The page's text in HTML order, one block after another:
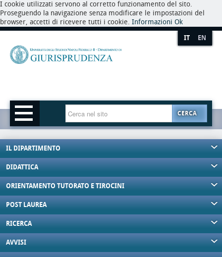
I cookie utilizzati servono al corretto funzionamento del sito.
Proseguendo la navigazione senza modificare le impostazioni del
browser, accetti di ricevere tutti i cookie. Informazioni Ok
IT EN
CERCA
IL DIPARTIMENTO
DIDATTICA
ORIENTAMENTO TUTORATO E TIROCINI
POST LAUREA
RICERCA
AVVISI